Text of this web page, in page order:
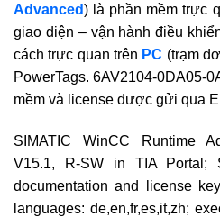
Advanced) là phần mềm trực
giao diện – vận hành điều
cách trực quan trên PC (trạm
PowerTags. 6AV2104-0DA05-
mềm và license được gửi qua
SIMATIC WinCC Runtime
V15.1, R-SW in TIA Portal;
documentation and license
languages: de,en,fr,es,it,zh;